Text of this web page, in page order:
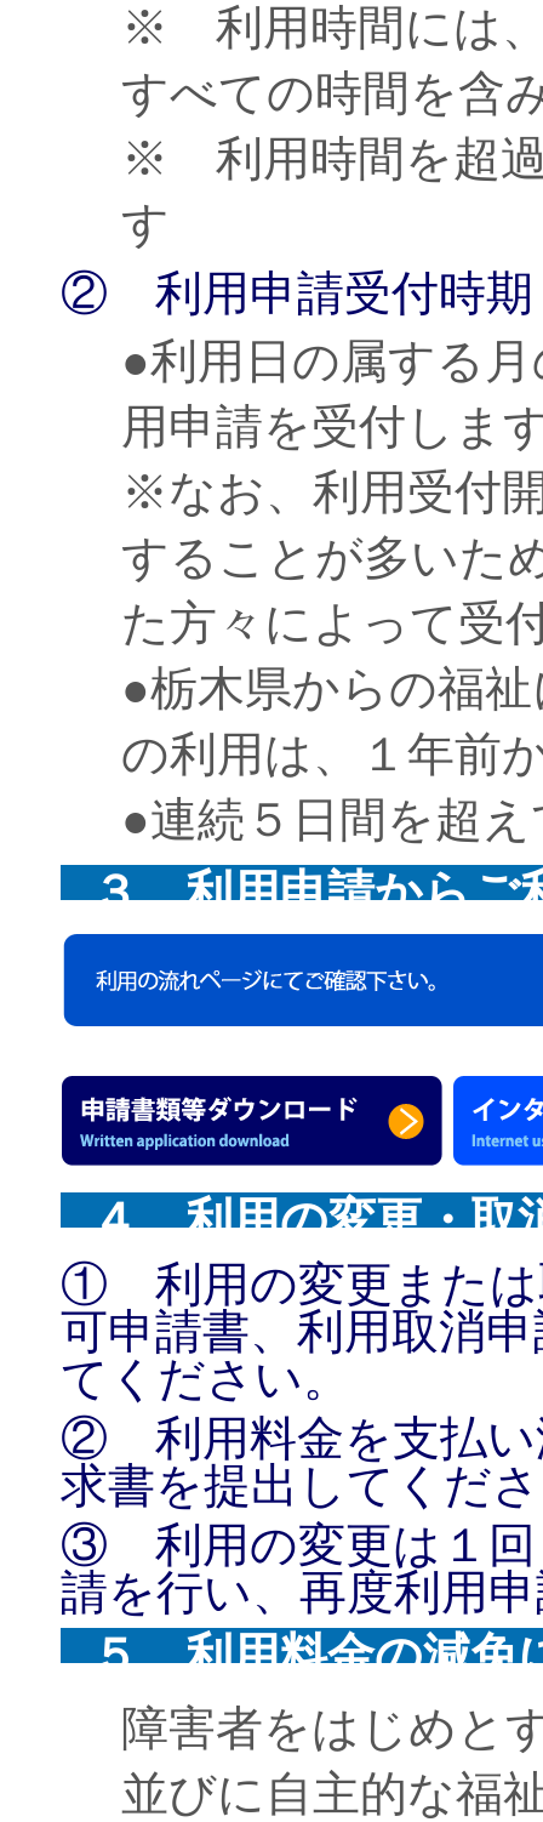
※ 利用時間には、
すべての時間を含
※ 利用時間を超過
す
② 利用申請受付時期
●利用日の属する
用申請を受付しま
※なお、利用受付
することが多いた
た方々によって受
●栃木県からの福
の利用は、１年前
●連続５日間を超
３ 利用申請からご
４ 利用の変更・取
① 利用の変更または
可申請書、利用取消
てください。
② 利用料金を支払い
求書を提出してくだ
③ 利用の変更は１回
請を行い、再度利用
５ 利用料金の減免
障害者をはじめと
並びに自主的な福